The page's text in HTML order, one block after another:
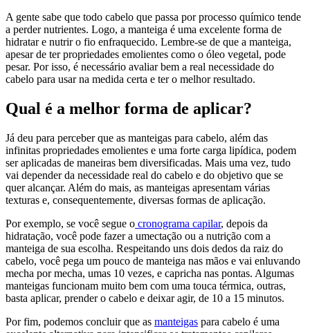
A gente sabe que todo cabelo que passa por processo químico tende
a perder nutrientes. Logo, a manteiga é uma excelente forma de
hidratar e nutrir o fio enfraquecido. Lembre-se de que a manteiga,
apesar de ter propriedades emolientes como o óleo vegetal, pode
pesar. Por isso, é necessário avaliar bem a real necessidade do
cabelo para usar na medida certa e ter o melhor resultado.
Qual é a melhor forma de aplicar?
Já deu para perceber que as manteigas para cabelo, além das
infinitas propriedades emolientes e uma forte carga lipídica, podem
ser aplicadas de maneiras bem diversificadas. Mais uma vez, tudo
vai depender da necessidade real do cabelo e do objetivo que se
quer alcançar. Além do mais, as manteigas apresentam várias
texturas e, consequentemente, diversas formas de aplicação.
Por exemplo, se você segue o cronograma capilar, depois da
hidratação, você pode fazer a umectação ou a nutrição com a
manteiga de sua escolha. Respeitando uns dois dedos da raiz do
cabelo, você pega um pouco de manteiga nas mãos e vai enluvando
mecha por mecha, umas 10 vezes, e capricha nas pontas. Algumas
manteigas funcionam muito bem com uma touca térmica, outras,
basta aplicar, prender o cabelo e deixar agir, de 10 a 15 minutos.
Por fim, podemos concluir que as manteigas para cabelo é uma